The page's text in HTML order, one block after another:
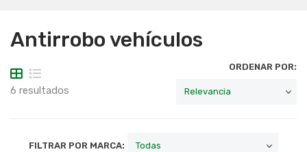
Antirrobo vehículos
6 resultados
ORDENAR POR:
FILTRAR POR MARCA: